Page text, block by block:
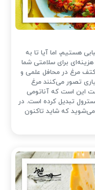
هستیم، اما آیا تا به
برای سلامتی شما
کتف مرغ در محافل علمی و
تصور می‌کنند مرغ
این است که آناتومی
تبدیل کرده است. در
آشنا می‌شوید که شاید تاکنون